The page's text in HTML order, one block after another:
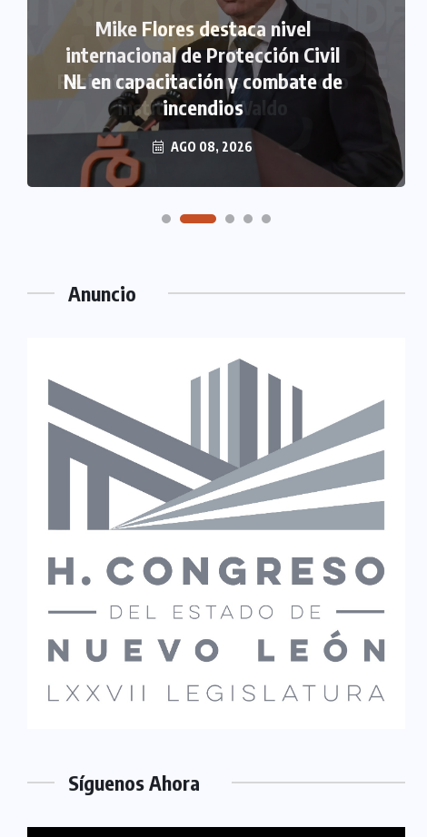
Mike Flores destaca nivel
internacional de Protección Civil
NL en capacitación y combate de
incendios
AGO 08, 2026
Anuncio
Síguenos Ahora